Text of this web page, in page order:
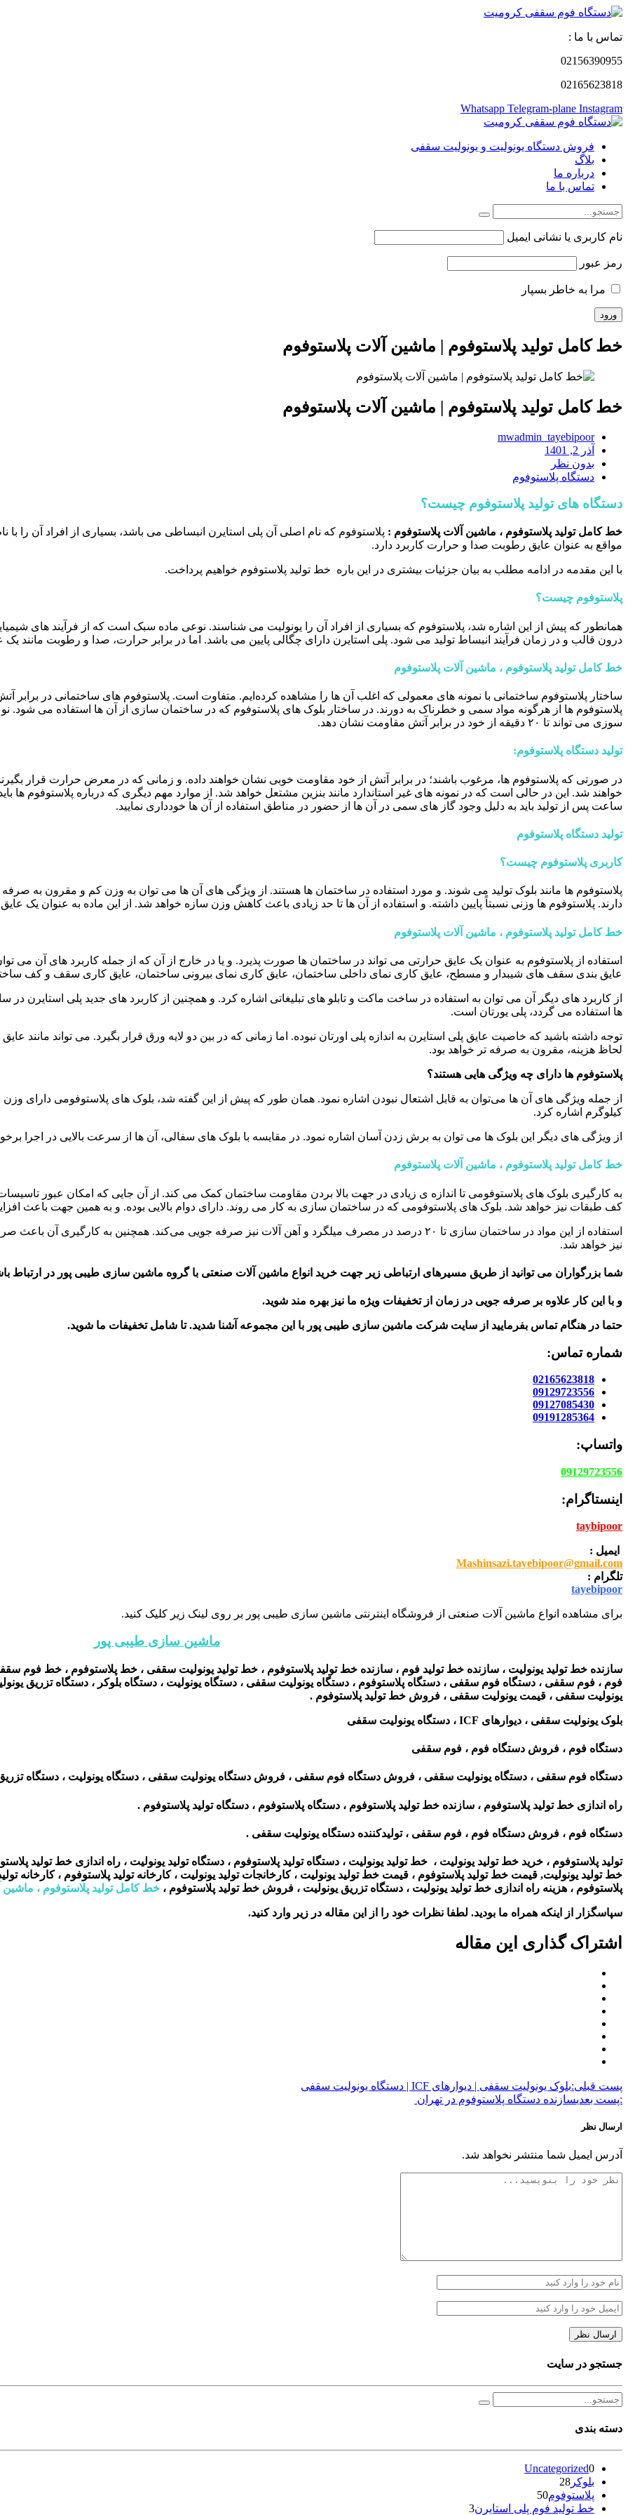
تماس با ما :
02156390955
02165623818
Whatsapp Telegram-plane Instagram
فروش دستگاه یونولیت و یونولیت سقفی
بلاگ
درباره ما
تماس با ما
نام کاربری یا نشانی ایمیل
رمز عبور
مرا به خاطر بسپار
خط کامل تولید پلاستوفوم | ماشین آلات پلاستوفوم
خط کامل تولید پلاستوفوم | ماشین آلات پلاستوفوم
mwadmin_tayebipoor
آذر 2, 1401
بدون نظر
دستگاه پلاستوفوم
دستگاه ‌های تولید پلاستوفوم چیست؟
خط کامل تولید پلاستوفوم ، ماشین آلات پلاستوفوم : پلاستوفوم که نام اصلی آن پلی استایرن انبساطی می باشد، بسیاری از افراد آن را با
مواقع به عنوان عایق رطوبت صدا و حرارت کاربرد دارد.
با این مقدمه در ادامه مطلب به بیان جزئیات بیشتری در این باره خط تولید پلاستوفوم خواهیم پرداخت.
پلاستوفوم چیست؟
همانطور که پیش از این اشاره شد، پلاستوفوم که بسیاری از افراد آن را یونولیت می شناسند. نوعی ماده سبک است که از فرآیند های
درون قالب و در زمان فرآیند انبساط تولید می ‌شود. پلی استایرن دارای چگالی پایین می باشد. اما در برابر حرارت، صدا و رطوبت مانند
خط کامل تولید پلاستوفوم ، ماشین آلات پلاستوفوم
ساختار پلاستوفوم ساختمانی با نمونه ‌های معمولی که اغلب آن ها را مشاهده کرده‌ایم. متفاوت است. پلاستوفوم های ساختمانی در برابر
پلاستوفوم ها از هرگونه مواد سمی و خطرناک به دورند. در ساختار بلوک های پلاستوفوم که در ساختمان سازی از آن ها استفاده می
‌سوزی می تواند تا ۲۰ دقیقه از خود در برابر آتش مقاومت نشان دهد.
تولید دستگاه پلاستوفوم:
در صورتی که پلاستوفوم ها، مرغوب باشند؛ در برابر آتش از خود مقاومت خوبی نشان خواهند داده. و زمانی که در معرض حرارت قرار
ساعت پس از تولید باید به دلیل وجود گاز های سمی در آن ها از حضور در مناطق استفاده از آن ها خودداری نمایید.
تولید دستگاه پلاستوفوم
کاربری پلاستوفوم چیست؟
دارند. پلاستوفوم ها وزنی نسبتاً پایین داشته. و استفاده از آن ها تا حد زیادی باعث کاهش وزن سازه خواهد شد. از این ماده به عنوان یک
خط کامل تولید پلاستوفوم ، ماشین آلات پلاستوفوم
استفاده از پلاستوفوم به عنوان یک عایق حرارتی می تواند در ساختمان ها صورت پذیرد. و یا در خارج از آن که از جمله کاربرد های آن می
عایق بندی سقف های شیبدار و مسطح، عایق کاری نمای داخلی ساختمان، عایق کاری نمای بیرونی ساختمان، عایق کاری سقف و کف
از کاربرد های دیگر آن می توان به استفاده در ساخت ماکت و تابلو های تبلیغاتی اشاره کرد. و همچنین از کاربرد های جدید پلی استایرن
ها استفاده می گردد، پلی یورتان است.
توجه داشته باشید که خاصیت عایق پلی استایرن به اندازه پلی اورتان نبوده. اما زمانی که در بین دو لایه ورق قرار بگیرد. می ‌تواند مانند
لحاظ هزینه، مقرون به صرفه تر خواهد بود.
پلاستوفوم ها دارای چه ویژگی هایی هستند؟
کیلوگرم اشاره کرد.
از ویژگی‌ های دیگر این بلوک ها می ‌توان به برش زدن آسان اشاره نمود. در مقایسه با بلوک های سفالی، آن ها از سرعت بالایی در اجرا
خط کامل تولید پلاستوفوم ، ماشین آلات پلاستوفوم
به کارگیری بلوک های پلاستوفومی تا اندازه ی زیادی در جهت بالا بردن مقاومت ساختمان کمک می کند. از آن جایی که امکان عبور
کف طبقات نیز خواهد شد. بلوک های پلاستوفومی که در ساختمان سازی به کار می ‌روند. دارای دوام بالایی بوده. و به همین جهت باعث
استفاده از این مواد در ساختمان سازی تا ۲۰ درصد در مصرف میلگرد و آهن آلات نیز صرفه ‌جویی می‌کند. همچنین
نیز خواهد شد.
شما بزرگواران می توانید از طریق مسیرهای ارتباطی زیر جهت خرید انواع ماشین آلات صنعتی با گروه ماشین سازی طیبی پور در ارتباط
و با این کار علاوه بر صرفه جویی در زمان از تخفیفات ویژه ما نیز بهره مند شوید.
حتما در هنگام تماس بفرمایید از سایت شرکت ماشین سازی طیبی پور با این مجموعه آشنا شدید. تا شامل تخفیفات ما شوید.
شماره تماس:
02165623818
09129723556
09127085430
09191285364
واتساپ:
09129723556
اینستاگرام:
taybipoor
ایمیل :
Mashinsazi.tayebipoor@gmail.com
تلگرام :
tayebipoor
برای مشاهده انواع ماشین آلات صنعتی از فروشگاه اینترنتی ماشین سازی طیبی پور بر روی لینک زیر کلیک کنید.
ماشین سازی طیبی پور
سازنده خط تولید یونولیت ، سازنده خط تولید فوم ، سازنده خط تولید پلاستوفوم ، خط تولید یونولیت سقفی ، خط پلاستوفوم ، خط فوم
فوم ، فوم سقفی ، دستگاه فوم سقفی ، دستگاه پلاستوفوم ، دستگاه یونولیت سقفی ، دستگاه یونولیت ، دستگاه بلوکر ، دستگاه تزریق
یونولیت سقفی ، قیمت یونولیت سقفی ، فروش خط تولید پلاستوفوم .
بلوک یونولیت سقفی ، دیوارهای ICF ، دستگاه یونولیت سقفی
دستگاه فوم ، فروش دستگاه فوم ، فوم سقفی
دستگاه فوم سقفی ، دستگاه یونولیت سقفی ، فروش دستگاه فوم سقفی ، فروش دستگاه یونولیت سقفی ، دستگاه یونولیت ، دستگاه
راه اندازی خط تولید پلاستوفوم ، سازنده خط تولید پلاستوفوم ، دستگاه پلاستوفوم ، دستگاه تولید پلاستوفوم .
دستگاه فوم ، فروش دستگاه فوم ، فوم سقفی ،تولیدکننده دستگاه یونولیت سقفی .
تولید پلاستوفوم ، خرید خط تولید یونولیت ، خط تولید یونولیت ، دستگاه تولید پلاستوفوم ، دستگاه تولید یونولیت ، راه اندازی خط تولید
خط تولید یونولیت, قیمت خط تولید پلاستوفوم ، قیمت خط تولید یونولیت ، کارخانجات تولید یونولیت ، کارخانه تولید پلاستوفوم ، کارخانه
پلاستوفوم ، هزینه راه اندازی خط تولید یونولیت ، دستگاه تزریق یونولیت ، فروش خط تولید پلاستوفوم ، خط کامل تولید پلاستوفوم ، ماشین
سپاسگزار از اینکه همراه ما بودید. لطفا نظرات خود را از این مقاله در زیر وارد کنید.
اشتراک گذاری این مقاله
پست قبلی:بلوک یونولیت سقفی | دیوارهای ICF | دستگاه یونولیت سقفی
:پست بعدیسازنده دستگاه پلاستوفوم در تهران
ارسال نظر
آدرس ایمیل شما منتشر نخواهد شد.
جستجو در سایت
دسته بندی
Uncategorized0
بلوکر 28
پلاستوفوم50
خط تولید فوم پلی استایرن3